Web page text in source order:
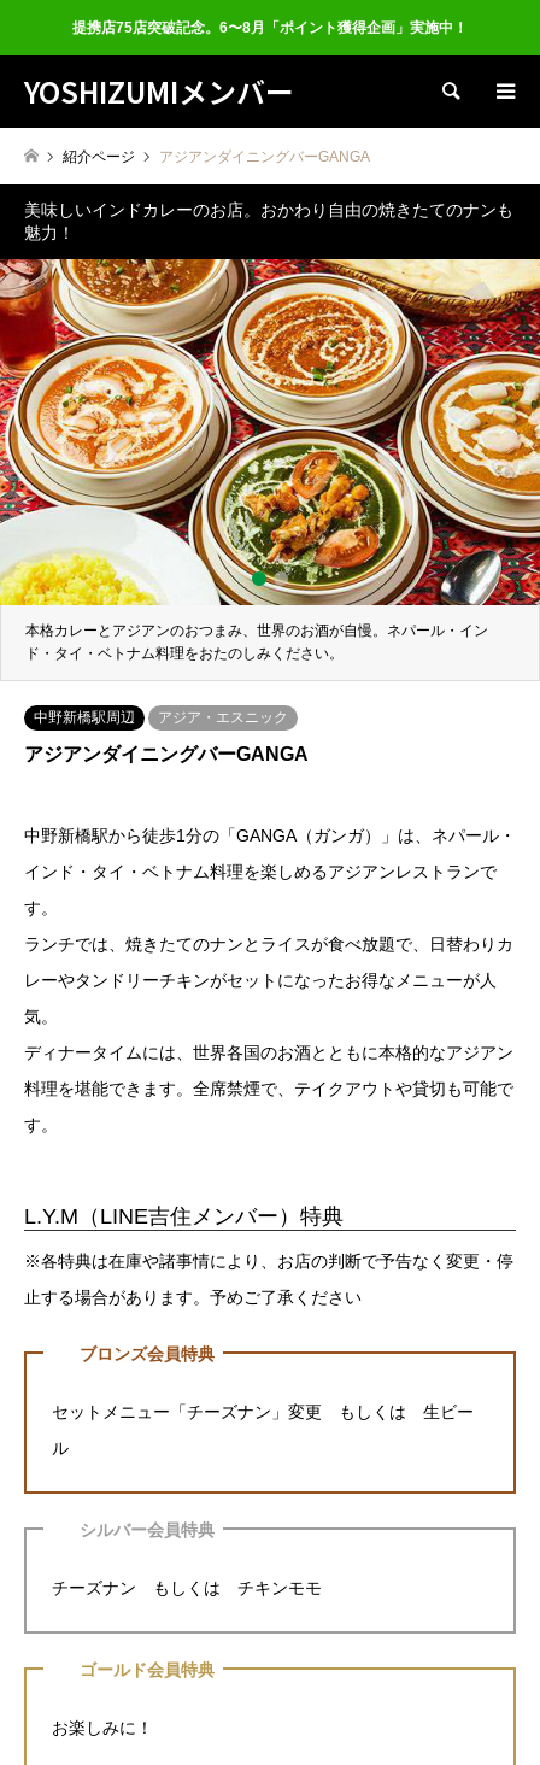
提携店75店突破記念。6〜8月「ポイント獲得企画」実施中！
YOSHIZUMIメンバー 検索
紹介ページ アジアンダイニングバーGANGA
美味しいインドカレーのお店。おかわり自由の焼きたてのナンも
魅力！
本格カレーとアジアンのおつまみ、世界のお酒が自慢。ネパール・イン
ド・タイ・ベトナム料理をおたのしみください。
1 2
中野新橋駅周辺 アジア・エスニック
アジアンダイニングバーGANGA
中野新橋駅から徒歩1分の「GANGA（ガンガ）」は、ネパール・
インド・タイ・ベトナム料理を楽しめるアジアンレストランで
す。
ランチでは、焼きたてのナンとライスが食べ放題で、日替わりカ
レーやタンドリーチキンがセットになったお得なメニューが人
気。
ディナータイムには、世界各国のお酒とともに本格的なアジアン
料理を堪能できます。全席禁煙で、テイクアウトや貸切も可能で
す。
L.Y.M（LINE吉住メンバー）特典
※各特典は在庫や諸事情により、お店の判断で予告なく変更・停
止する場合があります。予めご了承ください
ブロンズ会員特典
セットメニュー「チーズナン」変更 もしくは 生ビー
ル
シルバー会員特典
チーズナン もしくは チキンモモ
ゴールド会員特典
お楽しみに！